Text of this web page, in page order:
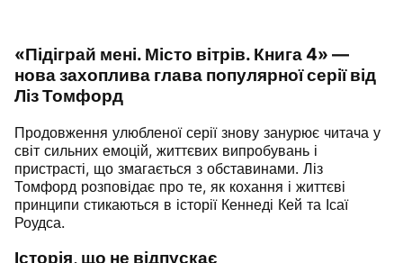
«Підіграй мені. Місто вітрів. Книга 4» —
нова захоплива глава популярної серії від
Ліз Томфорд
Продовження улюбленої серії знову занурює читача у
світ сильних емоцій, життєвих випробувань і
пристрасті, що змагається з обставинами. Ліз
Томфорд розповідає про те, як кохання і життєві
принципи стикаються в історії Кеннеді Кей та Ісаї
Роудса.
Історія, що не відпускає